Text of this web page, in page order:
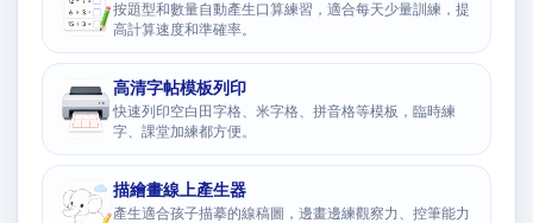
按題型和數量自動產生口算練習，適合每天少量訓練，提
高計算速度和準確率。
高清字帖模板列印
快速列印空白田字格、米字格、拼音格等模板，臨時練
字、課堂加練都方便。
描繪畫線上產生器
產生適合孩子描摹的線稿圖，邊畫邊練觀察力、控筆能力